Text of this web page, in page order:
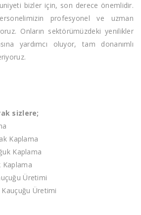
bizler için, son derece önemlidir.
profesyonel ve uzman
Onların sektörümüzdeki yenilikler
yardımcı oluyor, tam donanımlı
sizlere;
Kaplama
Kaplama
Kaplama
Üretimi
Kauçuğu Üretimi